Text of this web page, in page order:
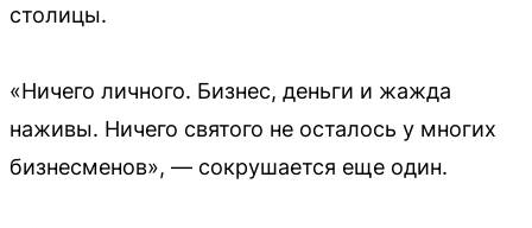
столицы.
«Ничего личного. Бизнес, деньги и жажда
наживы. Ничего святого не осталось у многих
бизнесменов», — сокрушается еще один.